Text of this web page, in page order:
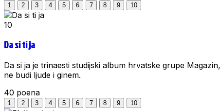
1 2 3 4 5 6 7 8 9 10
10
Da si ti ja
Da si ja je trinaesti studijski album hrvatske grupe
ne budi ljude i ginem.
40 poena
1 2 3 4 5 6 7 8 9 10